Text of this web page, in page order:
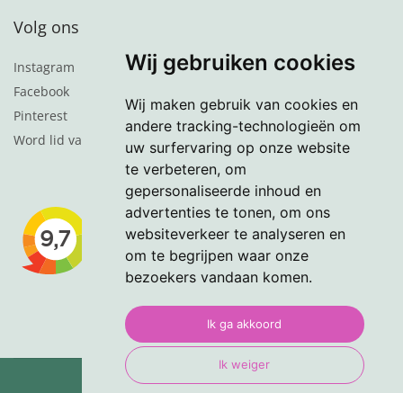
Wij gebruiken cookies
Wij maken gebruik van cookies en
andere tracking-technologieën om
uw surfervaring op onze website
te verbeteren, om
gepersonaliseerde inhoud en
advertenties te tonen, om ons
websiteverkeer te analyseren en
om te begrijpen waar onze
bezoekers vandaan komen.
Ik ga akkoord
Ik weiger
Volg ons
Instagram
Facebook
Pinterest
Word lid van de nieuwsbrief
© 2024 VasteTuinplanten.nl